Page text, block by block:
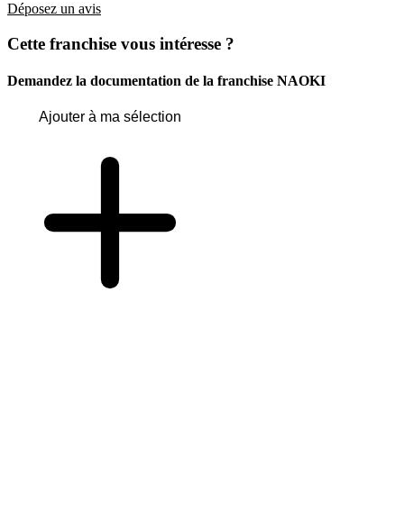
Déposez un avis
Cette franchise vous intéresse ?
Demandez la documentation de la franchise NAOKI
Ajouter à ma sélection